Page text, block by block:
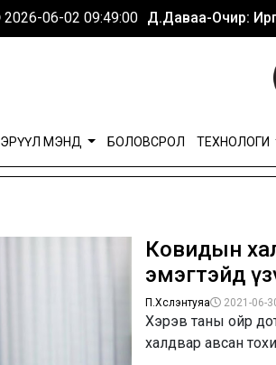
2026-06-02 09:49:00 Д.Даваа-Очир:
ЭРҮҮЛ МЭНД БОЛОВСРОЛ ТЕХНОЛОГИ
Ковидын
эмэгтэйд
П.Хүслэнтуяа 2021-06-
Хэрэв таны ойр
халдвар авсан